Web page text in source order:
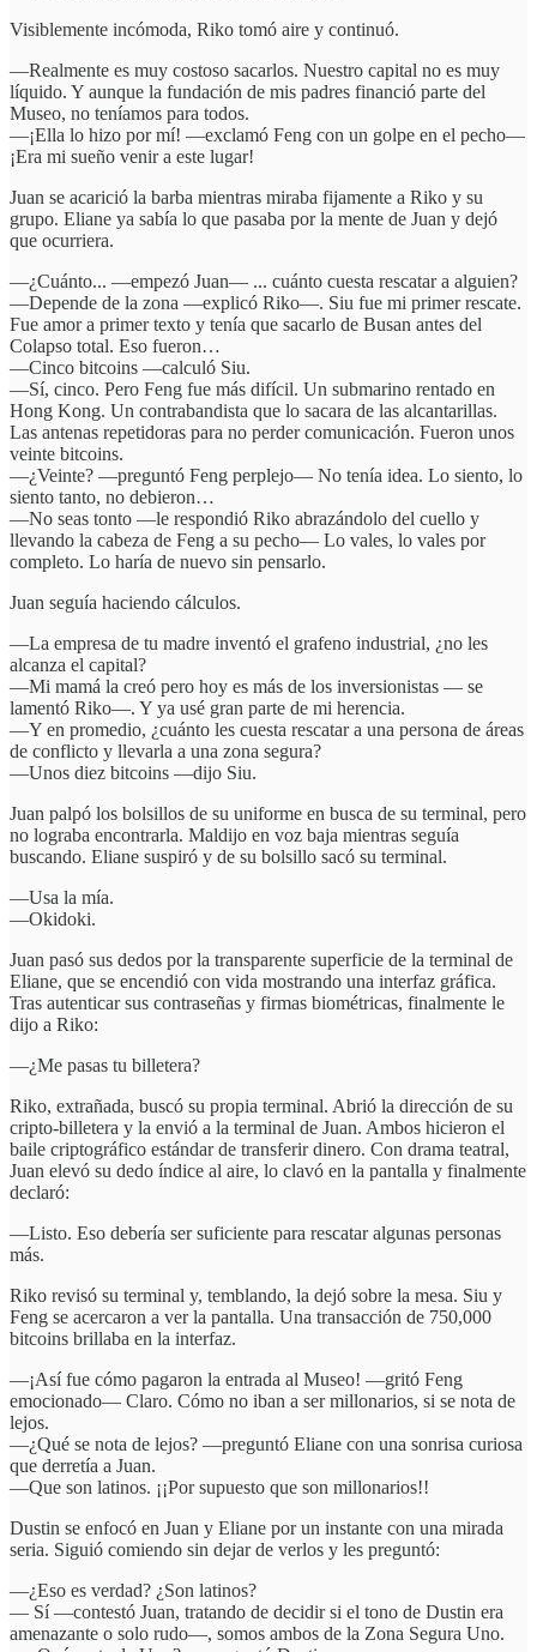
Visiblemente incómoda, Riko tomó aire y continuó.
—Realmente es muy costoso sacarlos. Nuestro capital no es muy
líquido. Y aunque la fundación de mis padres financió parte del
Museo, no teníamos para todos.
—¡Ella lo hizo por mí! —exclamó Feng con un golpe en el pecho—
¡Era mi sueño venir a este lugar!
Juan se acarició la barba mientras miraba fijamente a Riko y su
grupo. Eliane ya sabía lo que pasaba por la mente de Juan y dejó
que ocurriera.
—¿Cuánto... —empezó Juan— ... cuánto cuesta rescatar a alguien?
—Depende de la zona —explicó Riko—. Siu fue mi primer rescate.
Fue amor a primer texto y tenía que sacarlo de Busan antes del
Colapso total. Eso fueron…
—Cinco bitcoins —calculó Siu.
—Sí, cinco. Pero Feng fue más difícil. Un submarino rentado en
Hong Kong. Un contrabandista que lo sacara de las alcantarillas.
Las antenas repetidoras para no perder comunicación. Fueron unos
veinte bitcoins.
—¿Veinte? —preguntó Feng perplejo— No tenía idea. Lo siento, lo
siento tanto, no debieron…
—No seas tonto —le respondió Riko abrazándolo del cuello y
llevando la cabeza de Feng a su pecho— Lo vales, lo vales por
completo. Lo haría de nuevo sin pensarlo.
Juan seguía haciendo cálculos.
—La empresa de tu madre inventó el grafeno industrial, ¿no les
alcanza el capital?
—Mi mamá la creó pero hoy es más de los inversionistas — se
lamentó Riko—. Y ya usé gran parte de mi herencia.
—Y en promedio, ¿cuánto les cuesta rescatar a una persona de áreas
de conflicto y llevarla a una zona segura?
—Unos diez bitcoins —dijo Siu.
Juan palpó los bolsillos de su uniforme en busca de su terminal, pero
no lograba encontrarla. Maldijo en voz baja mientras seguía
buscando. Eliane suspiró y de su bolsillo sacó su terminal.
—Usa la mía.
—Okidoki.
Juan pasó sus dedos por la transparente superficie de la terminal de
Eliane, que se encendió con vida mostrando una interfaz gráfica.
Tras autenticar sus contraseñas y firmas biométricas, finalmente le
dijo a Riko:
—¿Me pasas tu billetera?
Riko, extrañada, buscó su propia terminal. Abrió la dirección de su
cripto-billetera y la envió a la terminal de Juan. Ambos hicieron el
baile criptográfico estándar de transferir dinero. Con drama teatral,
Juan elevó su dedo índice al aire, lo clavó en la pantalla y finalmente
declaró:
—Listo. Eso debería ser suficiente para rescatar algunas personas
más.
Riko revisó su terminal y, temblando, la dejó sobre la mesa. Siu y
Feng se acercaron a ver la pantalla. Una transacción de 750,000
bitcoins brillaba en la interfaz.
—¡Así fue cómo pagaron la entrada al Museo! —gritó Feng
emocionado— Claro. Cómo no iban a ser millonarios, si se nota de
lejos.
—¿Qué se nota de lejos? —preguntó Eliane con una sonrisa curiosa
que derretía a Juan.
—Que son latinos. ¡¡Por supuesto que son millonarios!!
Dustin se enfocó en Juan y Eliane por un instante con una mirada
seria. Siguió comiendo sin dejar de verlos y les preguntó:
—¿Eso es verdad? ¿Son latinos?
— Sí —contestó Juan, tratando de decidir si el tono de Dustin era
amenazante o solo rudo—, somos ambos de la Zona Segura Uno.